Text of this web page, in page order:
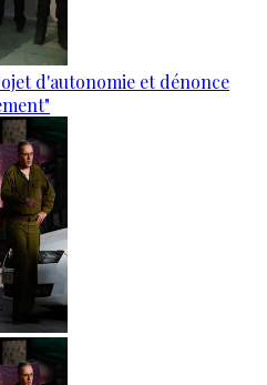
d'autonomie et dénonce